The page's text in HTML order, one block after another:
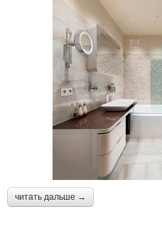
читать дальше →